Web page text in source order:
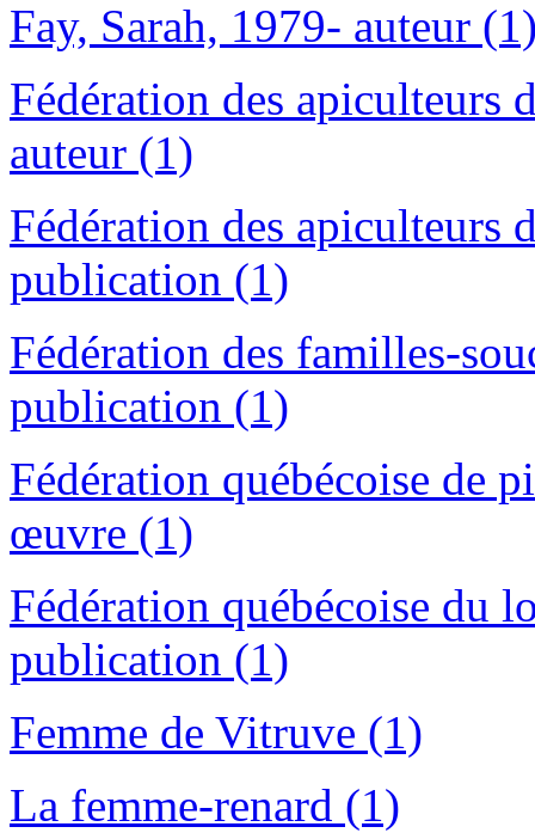
Fay, Sarah, 1979- auteur
Fédération des apiculteurs
auteur (1)
Fédération des apiculteurs
publication (1)
Fédération des familles-
publication (1)
Fédération québécoise de
œuvre (1)
Fédération québécoise du
publication (1)
Femme de Vitruve (1)
La femme-renard (1)